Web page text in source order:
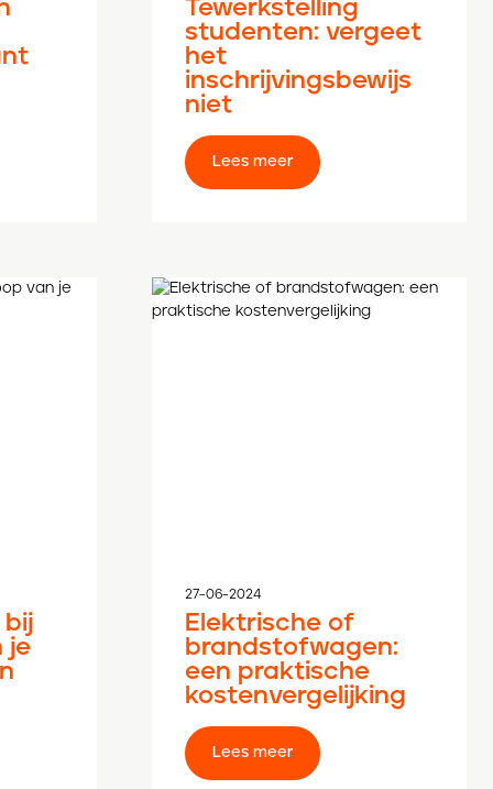
Tewerkstelling
studenten: vergeet
het
inschrijvingsbewijs
niet
Lees meer
bij
je
27-06-2024
Elektrische of
brandstofwagen:
een praktische
kostenvergelijking
Lees meer